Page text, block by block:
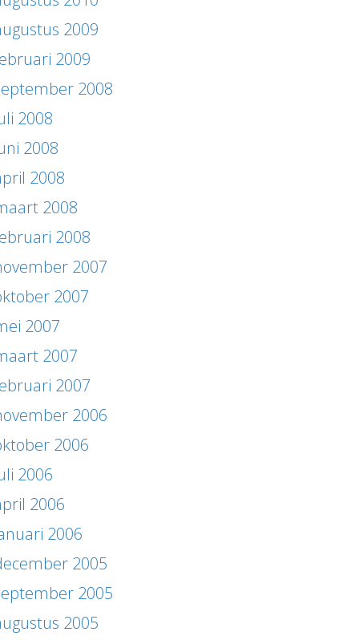
2009
2009
2008
2008
2008
2008
2008
2008
2007
2007
2007
2007
2007
2006
2006
2006
2006
2006
2005
2005
2005